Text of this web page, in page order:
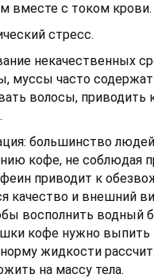
вместе с током крови.
стресс.
некачественных
муссы часто
волосы, приводить
большинство
кофе, не соблюдая
приводит к
качество и внешний
восполнить водный
кофе нужно выпить
жидкости
на массу тела.